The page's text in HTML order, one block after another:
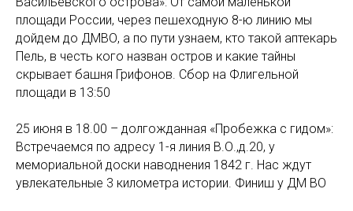
площади России, через пешеходную 8-ю линию мы
дойдем до ДМВО, а по пути узнаем, кто такой аптекарь
Пель, в честь кого назван остров и какие тайны
скрывает башня Грифонов. Сбор на Флигельной
площади в 13:50
25 июня в 18.00 – долгожданная «Пробежка с гидом»:
Встречаемся по адресу 1-я линия В.О.,д.20, у
мемориальной доски наводнения 1842 г. Нас ждут
увлекательные 3 километра истории. Финиш у ДМ ВО